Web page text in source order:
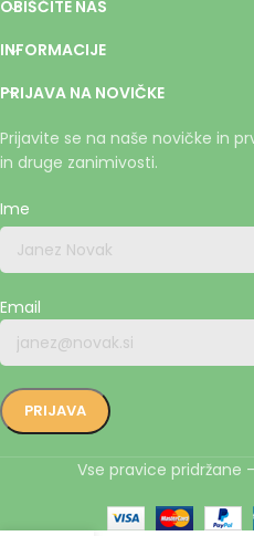
OBIŠČITE NAS
INFORMACIJE
PRIJAVA NA NOVIČKE
Prijavite se na naše novičke in
in druge zanimivosti.
Ime
Email
Vse pravice pridržane